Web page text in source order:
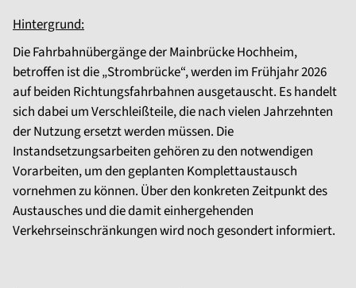
Hintergrund:
Die Fahrbahnübergänge der Mainbrücke Hochheim,
betroffen ist die „Strombrücke“, werden im Frühjahr 2026
auf beiden Richtungsfahrbahnen ausgetauscht. Es handelt
sich dabei um Verschleißteile, die nach vielen Jahrzehnten
der Nutzung ersetzt werden müssen. Die
Instandsetzungsarbeiten gehören zu den notwendigen
Vorarbeiten, um den geplanten Komplettaustausch
vornehmen zu können. Über den konkreten Zeitpunkt des
Austausches und die damit einhergehenden
Verkehrseinschränkungen wird noch gesondert informiert.